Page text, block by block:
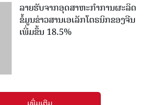
ລາຍ​ຮັບ​ຈາກ​ອຸດ​ສາ​ຫະ​ກຳ​ການ​ຜະ​ລິດ​
ຂໍ້ມູນຂ່າວສານ​ເອ​ເລັກ​ໂຕ​ຣ​ນິກ​ຂອງ​ຈີນ​ ​
ເພີ່ມຂຶ້ນ 18.5%
ເພີ່ມເຕີມ